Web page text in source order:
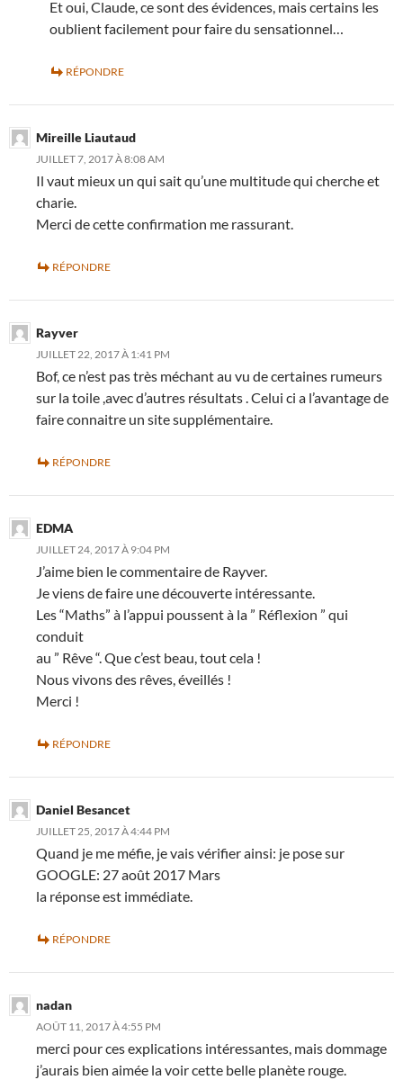
Et oui, Claude, ce sont des évidences, mais certains les
oublient facilement pour faire du sensationnel…
RÉPONDRE
Mireille Liautaud
JUILLET 7, 2017 À 8:08 AM
Il vaut mieux un qui sait qu’une multitude qui cherche et
charie.
Merci de cette confirmation me rassurant.
RÉPONDRE
Rayver
JUILLET 22, 2017 À 1:41 PM
Bof, ce n’est pas très méchant au vu de certaines rumeurs
sur la toile ,avec d’autres résultats . Celui ci a l’avantage de
faire connaitre un site supplémentaire.
RÉPONDRE
EDMA
JUILLET 24, 2017 À 9:04 PM
J’aime bien le commentaire de Rayver.
Je viens de faire une découverte intéressante.
Les “Maths” à l’appui poussent à la ” Réflexion ” qui
conduit
au ” Rêve “. Que c’est beau, tout cela !
Nous vivons des rêves, éveillés !
Merci !
RÉPONDRE
Daniel Besancet
JUILLET 25, 2017 À 4:44 PM
Quand je me méfie, je vais vérifier ainsi: je pose sur
GOOGLE: 27 août 2017 Mars
la réponse est immédiate.
RÉPONDRE
nadan
AOÛT 11, 2017 À 4:55 PM
merci pour ces explications intéressantes, mais dommage
j’aurais bien aimée la voir cette belle planète rouge.